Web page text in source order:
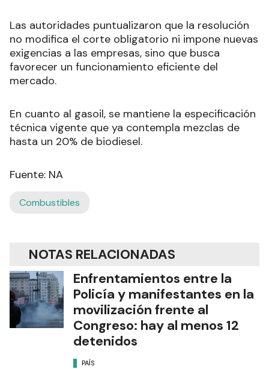
Las autoridades puntualizaron que la resolución
no modifica el corte obligatorio ni impone nuevas
exigencias a las empresas, sino que busca
favorecer un funcionamiento eficiente del
mercado.
En cuanto al gasoil, se mantiene la especificación
técnica vigente que ya contempla mezclas de
hasta un 20% de biodiesel.
Fuente: NA
Combustibles
NOTAS RELACIONADAS
Enfrentamientos entre la
Policía y manifestantes en la
movilización frente al
Congreso: hay al menos 12
detenidos
PAÍS